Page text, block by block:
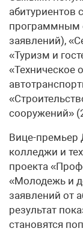
абитуриентов
программным
заявлений),
«Туризм и
«Техническое
сооружений»
Вице-премьер
колледжи и
проекта
«Молодежь и
заявлений от
результат
становятся